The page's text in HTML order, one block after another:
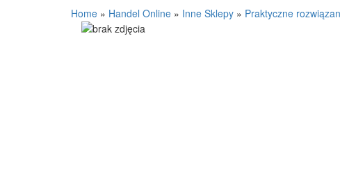
Home » Handel Online » Inne Sklepy » Praktyczne